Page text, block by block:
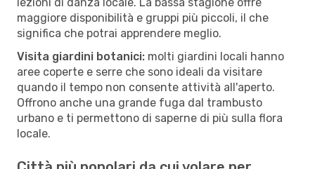
maggiore disponibilità e gruppi più piccoli, il che
significa che potrai apprendere meglio.
Visita giardini botanici: molti giardini locali hanno
aree coperte e serre che sono ideali da visitare
quando il tempo non consente attività all'aperto.
Offrono anche una grande fuga dal trambusto
urbano e ti permettono di saperne di più sulla flora
locale.